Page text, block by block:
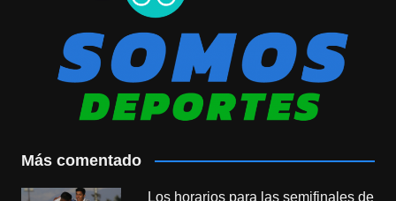
Más comentado
Los horarios para las semifinales de